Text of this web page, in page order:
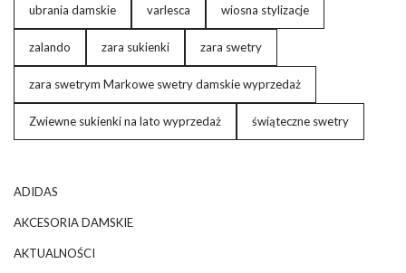
ubrania damskie varlesca wiosna stylizacje
zalando zara sukienki zara swetry
zara swetrym Markowe swetry damskie wyprzedaż
Zwiewne sukienki na lato wyprzedaż świąteczne swetry
ADIDAS
AKCESORIA DAMSKIE
AKTUALNOŚCI